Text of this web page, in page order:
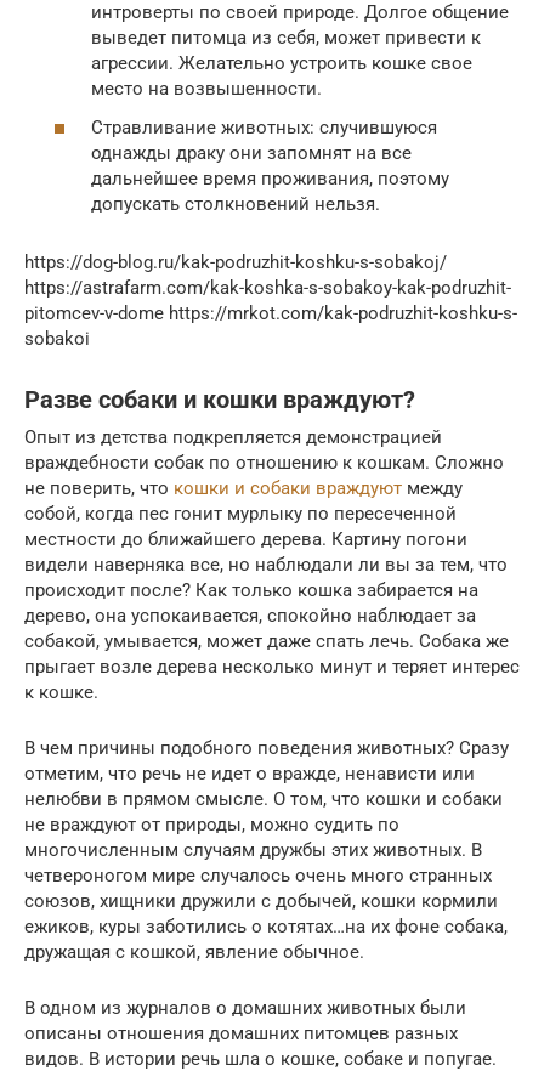
интроверты по своей природе. Долгое общение
выведет питомца из себя, может привести к
агрессии. Желательно устроить кошке свое
место на возвышенности.
Стравливание животных: случившуюся
однажды драку они запомнят на все
дальнейшее время проживания, поэтому
допускать столкновений нельзя.
https://dog-blog.ru/kak-podruzhit-koshku-s-sobakoj/
https://astrafarm.com/kak-koshka-s-sobakoy-kak-podruzhit-
pitomcev-v-dome https://mrkot.com/kak-podruzhit-koshku-s-
sobakoi
Разве собаки и кошки враждуют?
Опыт из детства подкрепляется демонстрацией
враждебности собак по отношению к кошкам. Сложно
не поверить, что кошки и собаки враждуют между
собой, когда пес гонит мурлыку по пересеченной
местности до ближайшего дерева. Картину погони
видели наверняка все, но наблюдали ли вы за тем, что
происходит после? Как только кошка забирается на
дерево, она успокаивается, спокойно наблюдает за
собакой, умывается, может даже спать лечь. Собака же
прыгает возле дерева несколько минут и теряет интерес
к кошке.
В чем причины подобного поведения животных? Сразу
отметим, что речь не идет о вражде, ненависти или
нелюбви в прямом смысле. О том, что кошки и собаки
не враждуют от природы, можно судить по
многочисленным случаям дружбы этих животных. В
четвероногом мире случалось очень много странных
союзов, хищники дружили с добычей, кошки кормили
ежиков, куры заботились о котятах…на их фоне собака,
дружащая с кошкой, явление обычное.
В одном из журналов о домашних животных были
описаны отношения домашних питомцев разных
видов. В истории речь шла о кошке, собаке и попугае.